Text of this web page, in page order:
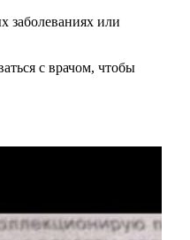
заболеваниях или
с врачом, чтобы